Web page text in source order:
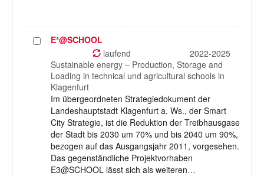
ProjektE³@SCHOOL
laufend
2022-2025
Sustainable energy – Production, Storage and
Loading in technical und agricultural schools in
Klagenfurt
Im übergeordneten Strategiedokument der
Landeshauptstadt Klagenfurt a. Ws., der Smart
City Strategie, ist die Reduktion der Treibhausgase
der Stadt bis 2030 um 70% und bis 2040 um 90%,
bezogen auf das Ausgangsjahr 2011, vorgesehen.
Das gegenständliche Projektvorhaben
E3@SCHOOL lässt sich als weiteren…